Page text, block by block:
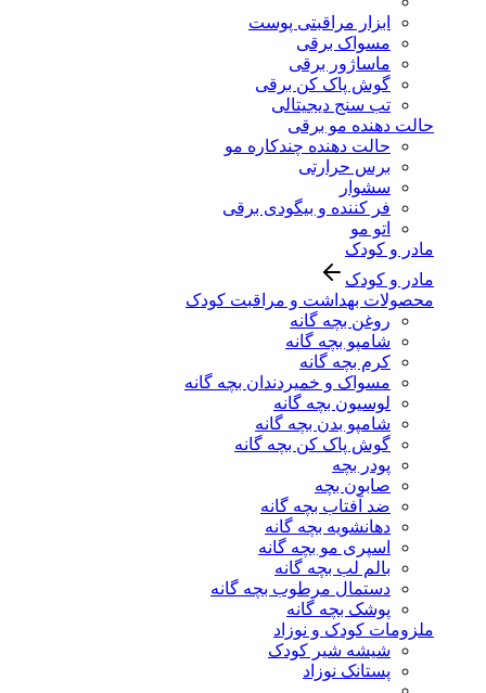
ابزار مراقبتی پوست
مسواک برقی
ماساژور برقی
گوش پاک کن برقی
تب سنج دیجیتالی
حالت دهنده مو برقی
حالت دهنده چندکاره مو
برس حرارتی
سشوار
فر کننده و بیگودی برقی
اتو مو
مادر و کودک
مادر و کودک
محصولات بهداشت و مراقبت کودک
روغن بچه گانه
شامپو بچه گانه
کرم بچه گانه
مسواک و خمیردندان بچه گانه
لوسیون بچه گانه
شامپو بدن بچه گانه
گوش پاک کن بچه گانه
پودر بچه
صابون بچه
ضد آفتاب بچه گانه
دهانشویه بچه گانه
اسپری مو بچه گانه
بالم لب بچه گانه
دستمال مرطوب بچه گانه
پوشک بچه گانه
ملزومات کودک و نوزاد
شیشه شیر کودک
پستانک نوزاد